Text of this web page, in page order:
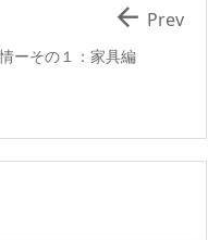
ーその１：家具編
 Prev